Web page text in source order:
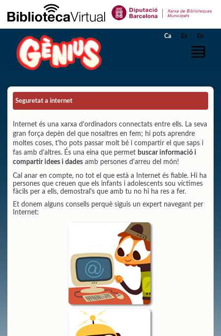
Salta al contingut principal
Ca Es En
Seguretat a internet
Internet és una xarxa d'ordinadors connectats entre ells. La seva
gran força depèn del que nosaltres en fem; hi pots aprendre
moltes coses, t'ho pots passar molt bé i compartir el que saps i
fas amb d'altres. És una eina que permet buscar informació i
compartir idees i dades amb persones d'arreu del món!
Cal anar en compte, no tot el que està a Internet és fiable. Hi ha
persones que creuen que els infants i adolescents sou víctimes
fàcils per a ells, demostral's que amb tu no hi ha res a fer.
Et donem alguns consells perquè siguis un expert navegant per
Internet: